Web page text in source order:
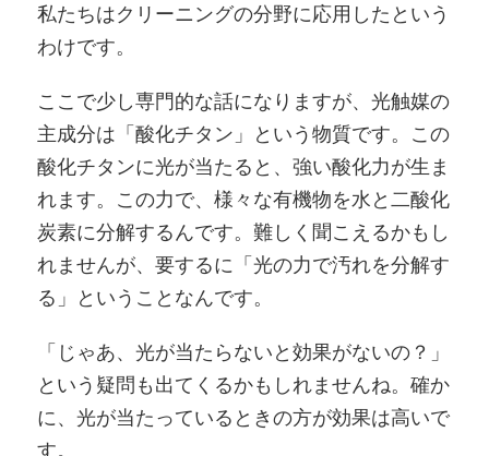
私たちはクリーニングの分野に応用したという
わけです。
ここで少し専門的な話になりますが、光触媒の
主成分は「酸化チタン」という物質です。この
酸化チタンに光が当たると、強い酸化力が生ま
れます。この力で、様々な有機物を水と二酸化
炭素に分解するんです。難しく聞こえるかもし
れませんが、要するに「光の力で汚れを分解す
る」ということなんです。
「じゃあ、光が当たらないと効果がないの？」
という疑問も出てくるかもしれませんね。確か
に、光が当たっているときの方が効果は高いで
す。